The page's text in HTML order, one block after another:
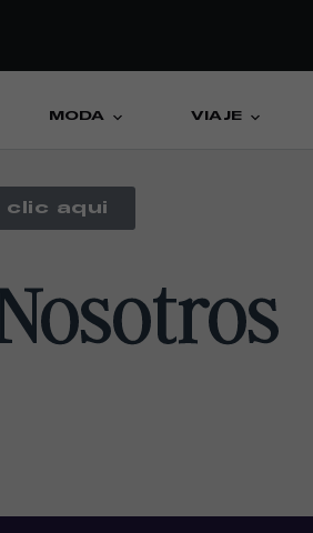
MODA VIAJE
clic aquí